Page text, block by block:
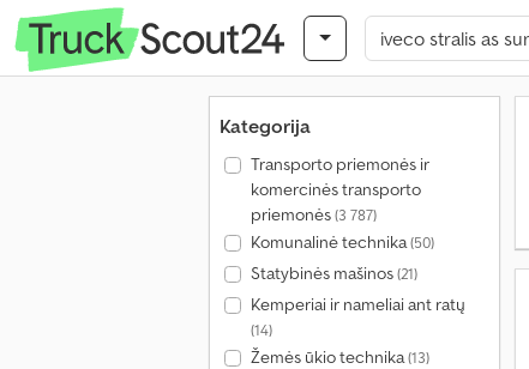
Kategorija
Transporto priemonės ir
komercinės transporto
priemonės(3 787)
Komunalinė technika(50)
Statybinės mašinos(21)
Kemperiai ir nameliai ant ratų
(14)
Žemės ūkio technika(13)